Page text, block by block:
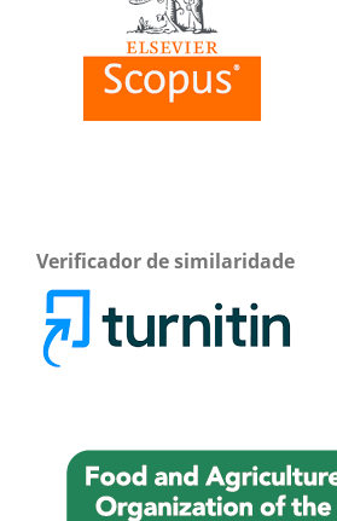
Verificador de similaridade